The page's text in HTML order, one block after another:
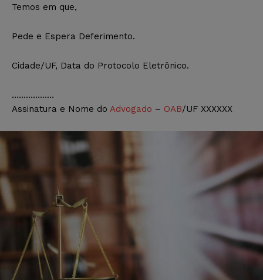
Temos em que,
Pede e Espera Deferimento.
Cidade/UF, Data do Protocolo Eletrônico.
………………
Assinatura e Nome do Advogado – OAB/UF XXXXXX